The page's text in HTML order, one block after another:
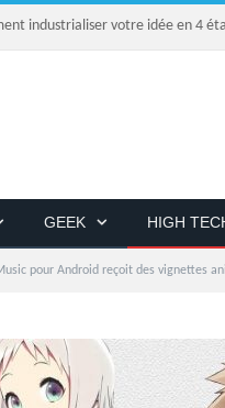
industrialiser votre idée en 4
GEEK HIGH
pour Android reçoit des vignettes